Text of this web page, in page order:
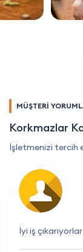
MÜŞTERİ
Korkmazlar
İşletmenizi tercih
İhtiyaçlarımı